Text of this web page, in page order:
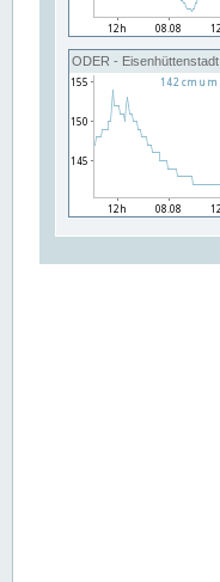
ODER - Eisenhüttenstadt